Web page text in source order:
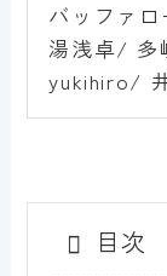
バッファ
湯浅卓/ 多
yukihiro/
目次